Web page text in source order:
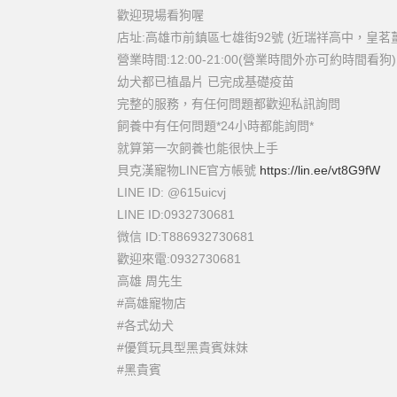
歡迎現場看狗喔
店址:高雄市前鎮區七雄街92號 (近瑞祥高中，皇茗
營業時間:12:00-21:00(營業時間外亦可約時間看狗)
幼犬都已植晶片 已完成基礎疫苗
完整的服務，有任何問題都歡迎私訊詢問
飼養中有任何問題*24小時都能詢問*
就算第一次飼養也能很快上手
貝克漢寵物LINE官方帳號 https://lin.ee/vt8G9fW
LINE ID: @615uicvj
LINE ID:0932730681
微信 ID:T886932730681
歡迎來電:0932730681
高雄 周先生
#高雄寵物店
#各式幼犬
#優質玩具型黑貴賓妹妹
#黑貴賓